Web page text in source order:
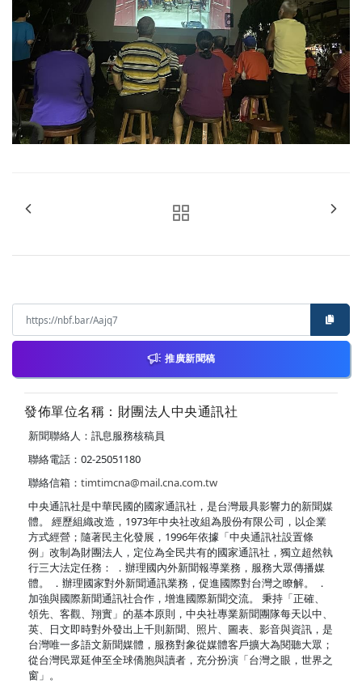
推廣新聞稿
發佈單位名稱：財團法人中央通訊社
新聞聯絡人：訊息服務核稿員
聯絡電話：02-25051180
聯絡信箱： timtimcna@mail.cna.com.tw
中央通訊社是中華民國的國家通訊社，是台灣最具影響力的新聞媒
體。 經歷組織改造，1973年中央社改組為股份有限公司，以企業
方式經營；隨著民主化發展，1996年依據「中央通訊社設置條
例」改制為財團法人，定位為全民共有的國家通訊社，獨立超然執
行三大法定任務： ．辦理國內外新聞報導業務，服務大眾傳播媒
體。 ．辦理國家對外新聞通訊業務，促進國際對台灣之瞭解。 ．
加強與國際新聞通訊社合作，增進國際新聞交流。 秉持「正確、
領先、客觀、翔實」的基本原則，中央社專業新聞團隊每天以中、
英、日文即時對外發出上千則新聞、照片、圖表、影音與資訊，是
台灣唯一多語文新聞媒體，服務對象從媒體客戶擴大為閱聽大眾；
從台灣民眾延伸至全球僑胞與讀者，充分扮演「台灣之眼，世界之
窗」。